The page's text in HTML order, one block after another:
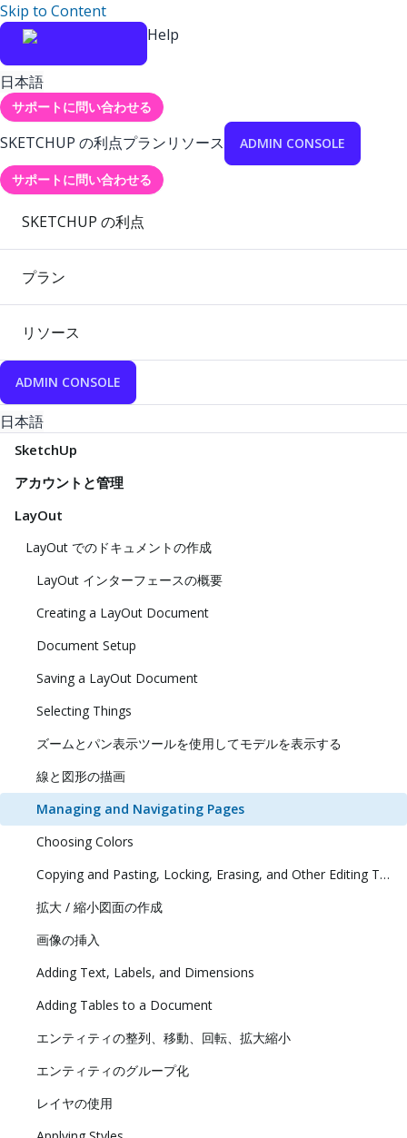
Skip to Content
Help
日本語
サポートに問い合わせる
SKETCHUP の利点プランリソース ADMIN CONSOLE
サポートに問い合わせる
SKETCHUP の利点
プラン
リソース
ADMIN CONSOLE
日本語
SketchUp
アカウントと管理
LayOut
LayOut でのドキュメントの作成
LayOut インターフェースの概要
Creating a LayOut Document
Document Setup
Saving a LayOut Document
Selecting Things
ズームとパン表示ツールを使用してモデルを表示する
線と図形の描画
Managing and Navigating Pages
Choosing Colors
Copying and Pasting, Locking, Erasing, and Other Editing Tasks
拡大 / 縮小図面の作成
画像の挿入
Adding Text, Labels, and Dimensions
Adding Tables to a Document
エンティティの整列、移動、回転、拡大縮小
エンティティのグループ化
レイヤの使用